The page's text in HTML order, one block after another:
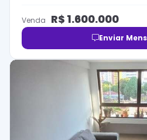
Venda R$ 1.600.000
Enviar